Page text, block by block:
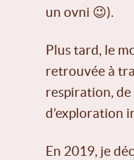
un ovni 😉).
Plus tard, le
retrouvée à
respiration,
d’exploration
En 2019, je